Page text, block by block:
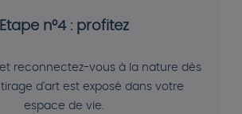
Etape n°4 : profitez
reconnectez-vous à la nature dès
d'art est exposé dans votre
espace de vie.